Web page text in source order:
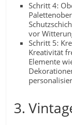
Schritt 4:
vor
Schritt 5:
Kreativität
Elemente
3.